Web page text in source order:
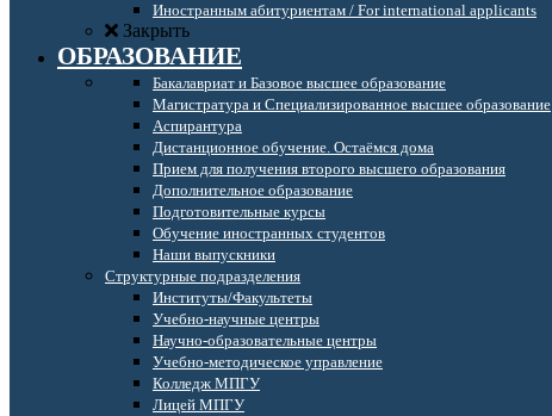
Иностранным абитуриентам / For international applicants
Закрыть
ОБРАЗОВАНИЕ
Бакалавриат и Базовое высшее образование
Магистратура и Специализированное высшее образование
Аспирантура
Дистанционное обучение. Остаёмся дома
Прием для получения второго высшего образования
Дополнительное образование
Подготовительные курсы
Обучение иностранных студентов
Наши выпускники
Структурные подразделения
Институты/Факультеты
Учебно-научные центры
Научно-образовательные центры
Учебно-методическое управление
Колледж МПГУ
Лицей МПГУ